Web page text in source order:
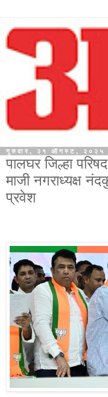
गुरुवार, २१ ऑगस्ट, २०२५
पालघर जिल्हा
माजी नगराध्यक्ष
प्रवेश